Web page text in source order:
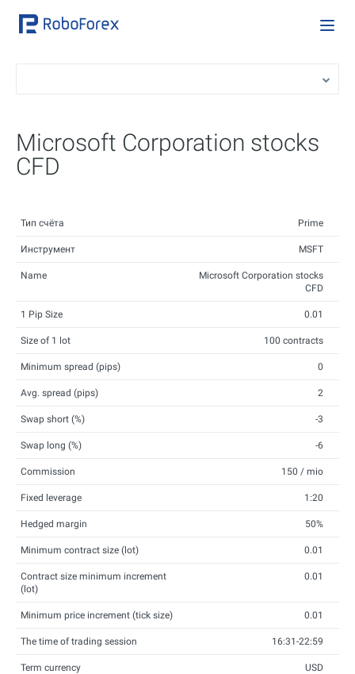
Microsoft Corporation stocks
CFD
Тип счёта Prime
Инструмент MSFT
Name
Microsoft Corporation stocks
CFD
1 Pip Size 0.01
Size of 1 lot 100 contracts
Minimum spread (pips) 0
Avg. spread (pips) 2
Swap short (%) -3
Swap long (%) -6
Commission 150 / mio
Fixed leverage 1:20
Hedged margin 50%
Minimum contract size (lot) 0.01
Contract size minimum increment
(lot)
0.01
Minimum price increment (tick size) 0.01
The time of trading session 16:31-22:59
Term currency USD